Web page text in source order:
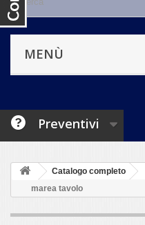
MENÙ
Preventivi
Catalogo completo
marea tavolo